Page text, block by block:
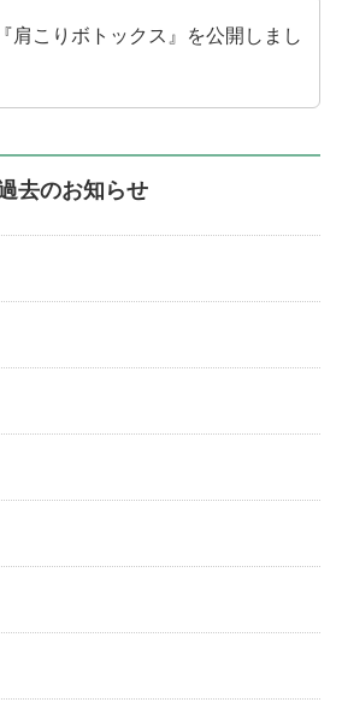
肩こりボトックス』を公開しまし
去のお知らせ